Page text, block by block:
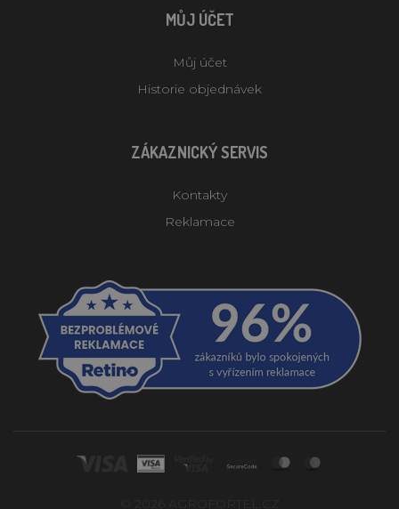
MŮJ ÚČET
Můj účet
Historie objednávek
ZÁKAZNICKÝ SERVIS
Kontakty
Reklamace